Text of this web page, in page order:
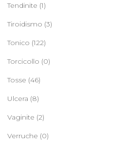
Tendinite (1)
Tiroidismo (3)
Tonico (122)
Torcicollo (0)
Tosse (46)
Ulcera (8)
Vaginite (2)
Verruche (0)